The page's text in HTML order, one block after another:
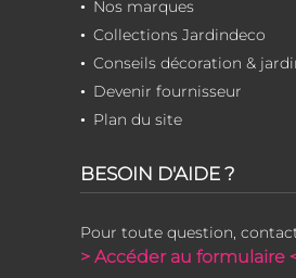
Nos marques
Collections Jardindeco
Conseils décoration &
Devenir fournisseur
Plan du site
BESOIN D'AIDE ?
Pour toute question,
> Accéder au formulaire